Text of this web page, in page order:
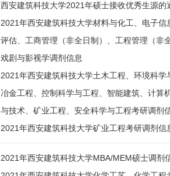
西安建筑科技大学2021年硕士接收优秀生源的
2021年西安建筑科技大学材料与化工、电子
评估、工商管理（非全日制）、工程管理（非
戏剧与影视学调剂信息
2021年西安建筑科技大学土木工程、环境科
冶金工程、控制科学与工程、智能建筑、计算
与技术、矿业工程、安全科学与工程考研调剂
2021年西安建筑科技大学矿业工程考研调剂信
2021年西安建筑科技大学MBA/MEM硕士调剂